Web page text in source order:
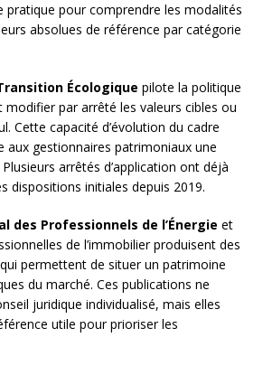
pratique pour comprendre les modalités
absolues de référence par catégorie
Écologique pilote la politique
par arrêté les valeurs cibles ou
Cette capacité d’évolution du cadre
aux gestionnaires patrimoniaux une
arrêtés d’application ont déjà
dispositions initiales depuis 2019.
des Professionnels de l’Énergie et
de l’immobilier produisent des
permettent de situer un patrimoine
du marché. Ces publications ne
juridique individualisé, mais elles
utile pour prioriser les